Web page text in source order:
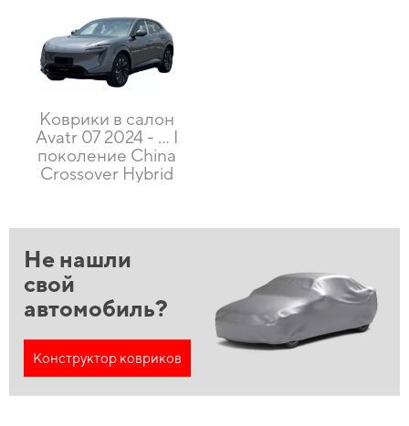
Коврики в салон
Avatr 07 2024 - … I
поколение China
Crossover Hybrid
Не нашли
свой
автомобиль?
Конструктор ковриков